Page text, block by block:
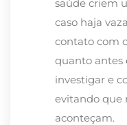
saúde criem
caso haja
contato com
quanto antes
investigar e
evitando que
aconteçam.